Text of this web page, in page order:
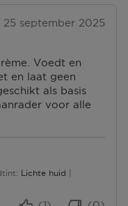
te sturen of te
dan nog eens 14
retourneren. Om
je contact met ons
modelformulier
of omruilen in
hoef je geen
wel je
25 september 2025
Voedt en
en laat geen
als basis
voor alle
Lichte huid